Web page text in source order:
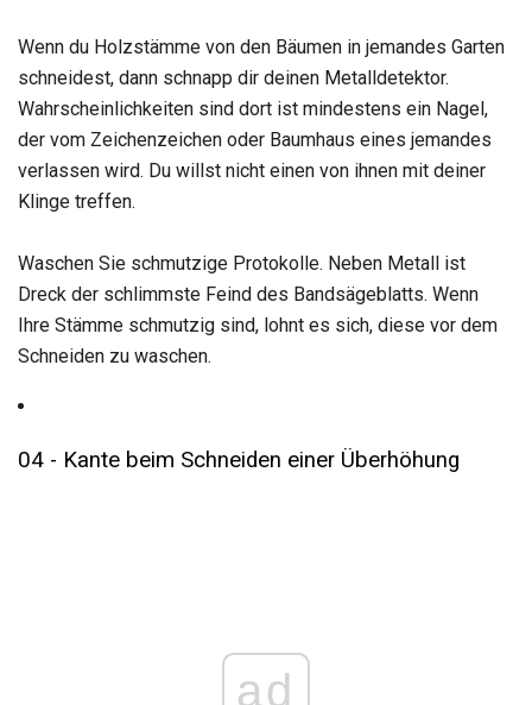
Wenn du Holzstämme von den Bäumen in jemandes Garten
schneidest, dann schnapp dir deinen Metalldetektor.
Wahrscheinlichkeiten sind dort ist mindestens ein Nagel,
der vom Zeichenzeichen oder Baumhaus eines jemandes
verlassen wird. Du willst nicht einen von ihnen mit deiner
Klinge treffen.
Waschen Sie schmutzige Protokolle. Neben Metall ist
Dreck der schlimmste Feind des Bandsägeblatts. Wenn
Ihre Stämme schmutzig sind, lohnt es sich, diese vor dem
Schneiden zu waschen.
04 - Kante beim Schneiden einer Überhöhung
ad